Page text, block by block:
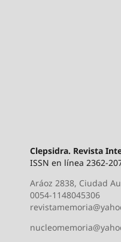
Clepsidra. Revista
ISSN en línea 2362-
Aráoz 2838, Ciudad
0054-1148045306